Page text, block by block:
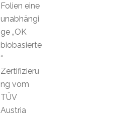
Folien eine
unabhängi
ge „OK
biobasierte
“
Zertifizieru
ng vom
TÜV
Austria